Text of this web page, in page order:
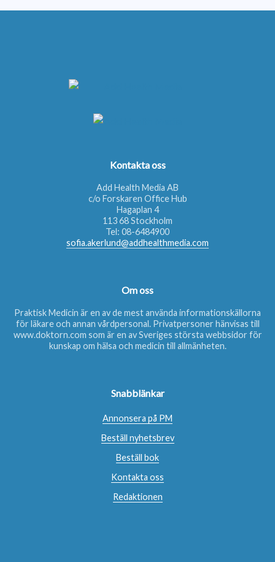
Kontakta oss
Add Health Media AB
c/o Forskaren Office Hub
Hagaplan 4
113 68 Stockholm
Tel: 08-6484900
sofia.akerlund@addhealthmedia.com
Om oss
Praktisk Medicin är en av de mest använda informationskällorna
för läkare och annan vårdpersonal. Privatpersoner hänvisas till
www.doktorn.com som är en av Sveriges största webbsidor för
kunskap om hälsa och medicin till allmänheten.
Snabblänkar
Annonsera på PM
Beställ nyhetsbrev
Beställ bok
Kontakta oss
Redaktionen